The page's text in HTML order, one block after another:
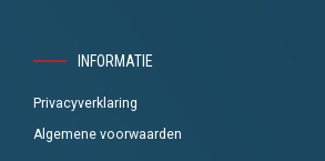
INFORMATIE
Privacyverklaring
Algemene voorwaarden